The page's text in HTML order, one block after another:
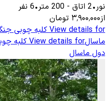
نور•
2 اتاق -
200 متر•
6 نفر
از۳٬۹۰۰٬۰۰۰ تومان
View details for کلبه چوبی
ماسالView details for کلبه
دول ماسال